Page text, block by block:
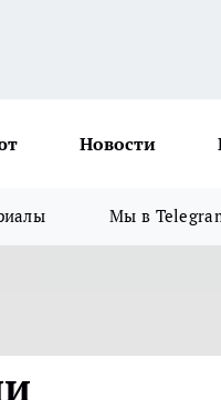
Новости
Мы в